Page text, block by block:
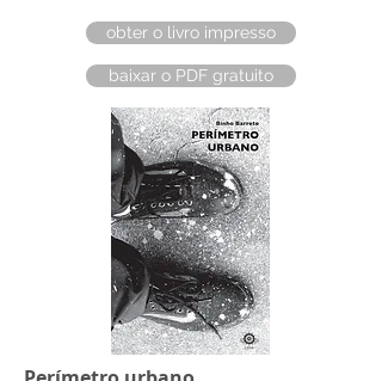
obter o livro impresso
baixar o PDF gratuito